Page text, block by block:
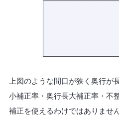
上図のような間口が狭く奥行が
小補正率・奥行長大補正率・不
補正を使えるわけではありませ